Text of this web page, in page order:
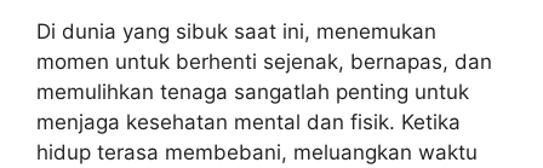
Di dunia yang sibuk saat ini, menemukan
momen untuk berhenti sejenak, bernapas, dan
memulihkan tenaga sangatlah penting untuk
menjaga kesehatan mental dan fisik. Ketika
hidup terasa membebani, meluangkan waktu